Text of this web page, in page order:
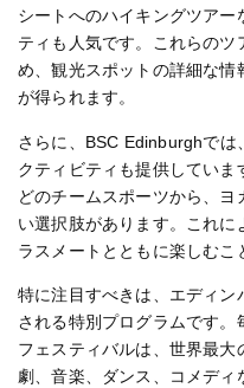
シートへのハイキングツア
ティも人気です。これらの
め、観光スポットの詳細な
が得られます。
さらに、BSC Edinburghでは
クティビティも提供してい
どのチームスポーツから、
い選択肢があります。これ
ラスメートとともに楽しむこ
特に注目すべきは、エディ
される特別プログラムです
フェスティバルは、世界最
劇、音楽、ダンス、コメデ